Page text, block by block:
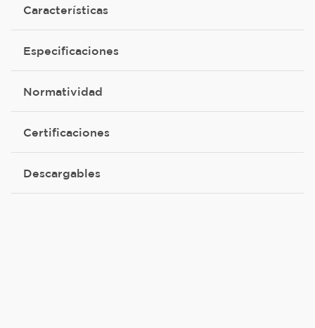
Características
Especificaciones
Normatividad
Certificaciones
Descargables